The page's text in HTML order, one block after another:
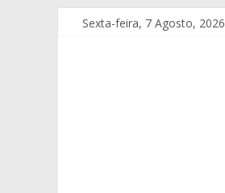
Sexta-feira, 7 Agosto, 2026